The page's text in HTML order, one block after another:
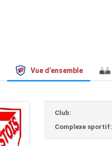
Vue d’ensemble
Club:
Complexe sportif: